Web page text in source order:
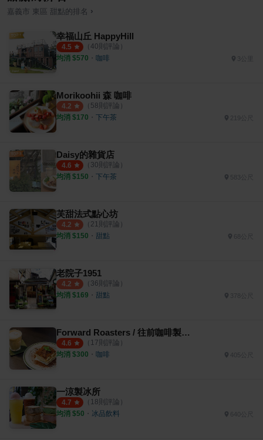
嘉義市 東區 甜點的排名 ›
幸福山丘 HappyHill
4.5 （ 40則評論）
均消 $570 ・ 咖啡
Morikoohii 森 咖啡
4.2 （ 58則評論）
均消 $170 ・ 下午茶
Daisy的雜貨店
4.6 （ 30則評論）
均消 $150 ・ 下午茶 583公尺
芙甜法式點心坊
4.2 （ 21則評論）
均消 $150 ・ 甜點
老院子1951
4.2 （ 36則評論）
均消 $169 ・ 甜點
Forward Roasters / 往前咖啡製作所
4.6 （ 17則評論）
均消 $300 ・ 咖啡 405公尺
一涼製冰所
4.7 （ 18則評論）
均消 $50 ・ 冰品飲料 640公尺